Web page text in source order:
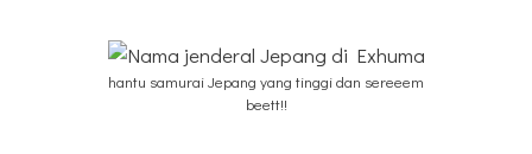
hantu samurai Jepang yang tinggi dan sereeem
beett!!